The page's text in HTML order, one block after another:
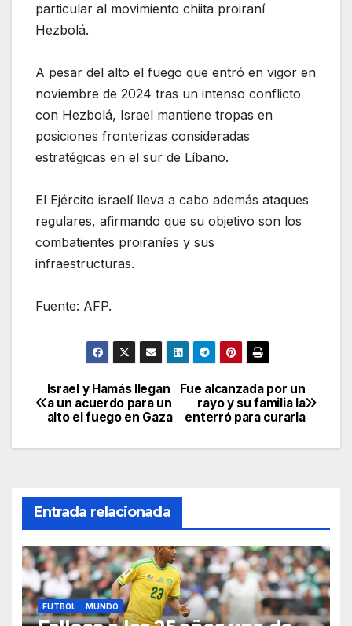
particular al movimiento chiita proiraní
Hezbolá.
A pesar del alto el fuego que entró en vigor en
noviembre de 2024 tras un intenso conflicto
con Hezbolá, Israel mantiene tropas en
posiciones fronterizas consideradas
estratégicas en el sur de Líbano.
El Ejército israelí lleva a cabo además ataques
regulares, afirmando que su objetivo son los
combatientes proiraníes y sus
infraestructuras.
Fuente: AFP.
Navegación
de
Fue alcanzada por un
rayo y su familia la
enterró para curarla
Israel y Hamás llegan
a un acuerdo para un
alto el fuego en Gaza
Entrada relacionada
FUTBOL MUNDO